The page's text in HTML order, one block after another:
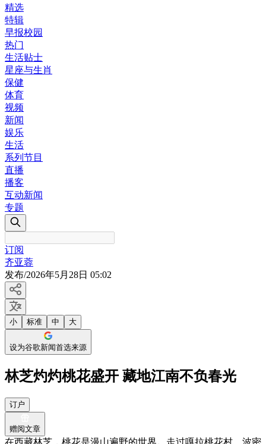
精选
特辑
早报校园
热门
生活贴士
星座与生肖
保健
体育
视频
新闻
娱乐
生活
系列节目
直播
播客
互动新闻
专题
订阅
齐亚蓉
发布/2026年5月28日 05:02
小 标准 中 大
设为谷歌新闻首选来源
林芝灼灼桃花盛开 藏地江南不负春光
订户
赠阅文章
在西藏林芝，桃花是漫山遍野的世界。走过嘎拉桃花村、波密